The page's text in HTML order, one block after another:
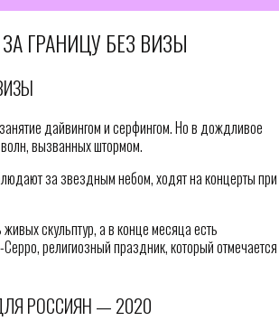
ГРАНИЦУ БЕЗ ВИЗЫ
дайвингом и серфингом. Но в дождливое
вызванных штормом.
за звездным небом, ходят на концерты при
скульптур, а в конце месяца есть
религиозный праздник, который отмечается
РОССИЯН — 2020